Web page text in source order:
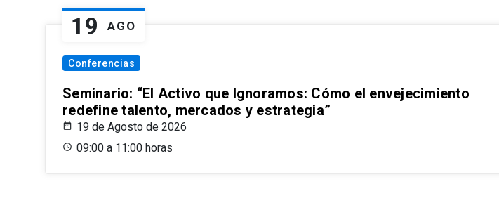
19 AGO
Conferencias
Seminario: “El Activo que Ignoramos: Cómo el envejecimiento
redefine talento, mercados y estrategia”
19 de Agosto de 2026
09:00 a 11:00 horas